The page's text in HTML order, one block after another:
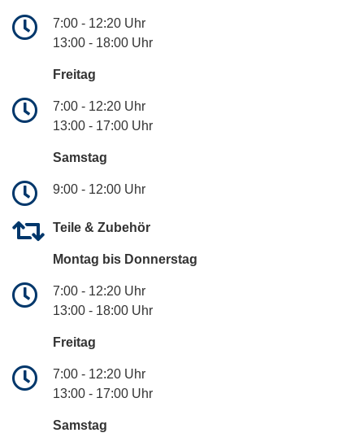
7:00 - 12:20 Uhr
13:00 - 18:00 Uhr
Freitag
7:00 - 12:20 Uhr
13:00 - 17:00 Uhr
Samstag
9:00 - 12:00 Uhr
Teile & Zubehör
Montag bis Donnerstag
7:00 - 12:20 Uhr
13:00 - 18:00 Uhr
Freitag
7:00 - 12:20 Uhr
13:00 - 17:00 Uhr
Samstag